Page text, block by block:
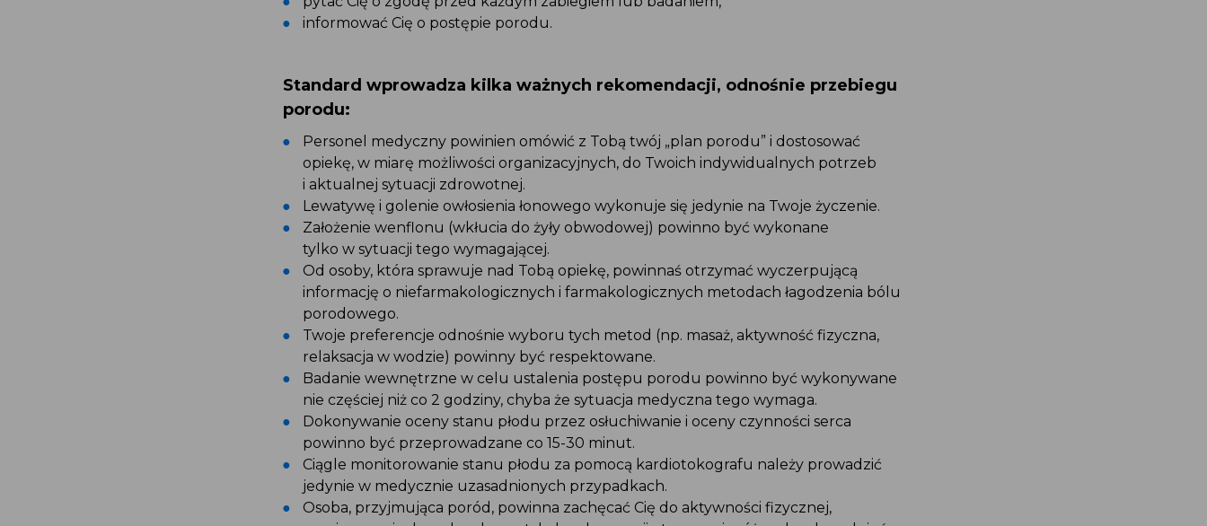
informować Cię o postępie porodu.
Standard wprowadza kilka ważnych rekomendacji, odnośnie przebiegu
porodu:
Personel medyczny powinien omówić z Tobą twój „plan porodu” i dostosować
opiekę, w miarę możliwości organizacyjnych, do Twoich indywidualnych potrzeb
i aktualnej sytuacji zdrowotnej.
Lewatywę i golenie owłosienia łonowego wykonuje się jedynie na Twoje życzenie.
Założenie wenflonu (wkłucia do żyły obwodowej) powinno być wykonane
tylko w sytuacji tego wymagającej.
Od osoby, która sprawuje nad Tobą opiekę, powinnaś otrzymać wyczerpującą
informację o niefarmakologicznych i farmakologicznych metodach łagodzenia bólu
porodowego.
Twoje preferencje odnośnie wyboru tych metod (np. masaż, aktywność fizyczna,
relaksacja w wodzie) powinny być respektowane.
Badanie wewnętrzne w celu ustalenia postępu porodu powinno być wykonywane
nie częściej niż co 2 godziny, chyba że sytuacja medyczna tego wymaga.
Dokonywanie oceny stanu płodu przez osłuchiwanie i oceny czynności serca
powinno być przeprowadzane co 15-30 minut.
Ciągle monitorowanie stanu płodu za pomocą kardiotokografu należy prowadzić
jedynie w medycznie uzasadnionych przypadkach.
Osoba, przyjmująca poród, powinna zachęcać Cię do aktywności fizycznej,